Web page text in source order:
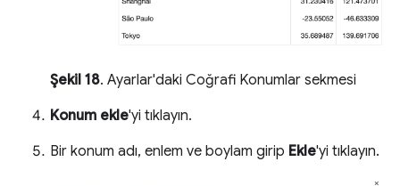
Şekil 18. Ayarlar'daki Coğrafi Konumlar sekmesi
Konum ekle'yi tıklayın.
Bir konum adı, enlem ve boylam girip Ekle'yi tıklayın.